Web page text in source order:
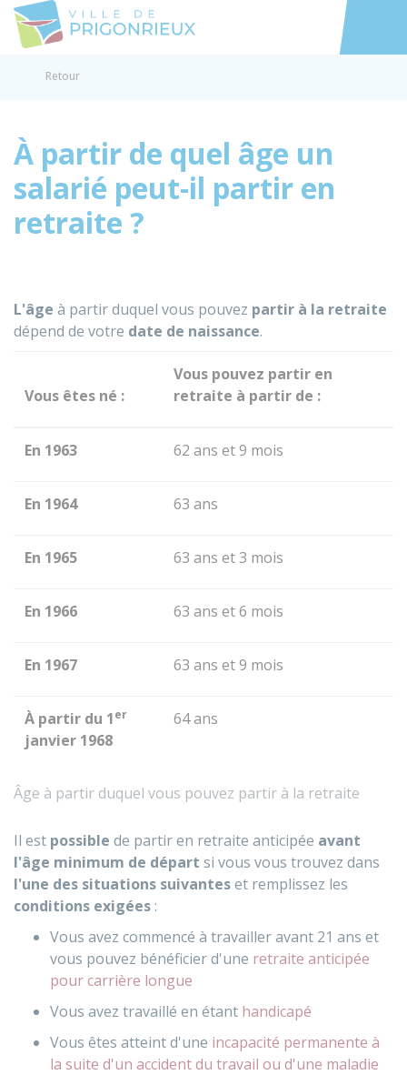
Accéder
Retour
À partir de quel âge un
salarié peut-il partir en
retraite ?
L'âge à partir duquel vous pouvez partir à la retraite
dépend de votre date de naissance.
Âge à partir duquel vous pouvez partir à la retraite
Vous êtes né :
Vous pouvez partir en
retraite à partir de :
En 1963 62 ans et 9 mois
En 1964 63 ans
En 1965 63 ans et 3 mois
En 1966 63 ans et 6 mois
En 1967 63 ans et 9 mois
À partir du 1er
janvier 1968
64 ans
Il est possible de partir en retraite anticipée avant
l'âge minimum de départ si vous vous trouvez dans
l'une des situations suivanteset remplissez les
conditions exigées :
Vous avez commencé à travailler avant 21 ans et
vous pouvez bénéficier d'une retraite anticipée
pour carrière longue
Vous avez travaillé en étant handicapé
Vous êtes atteint d'une incapacité permanente à
la suite d'un accident du travail ou d'une maladie